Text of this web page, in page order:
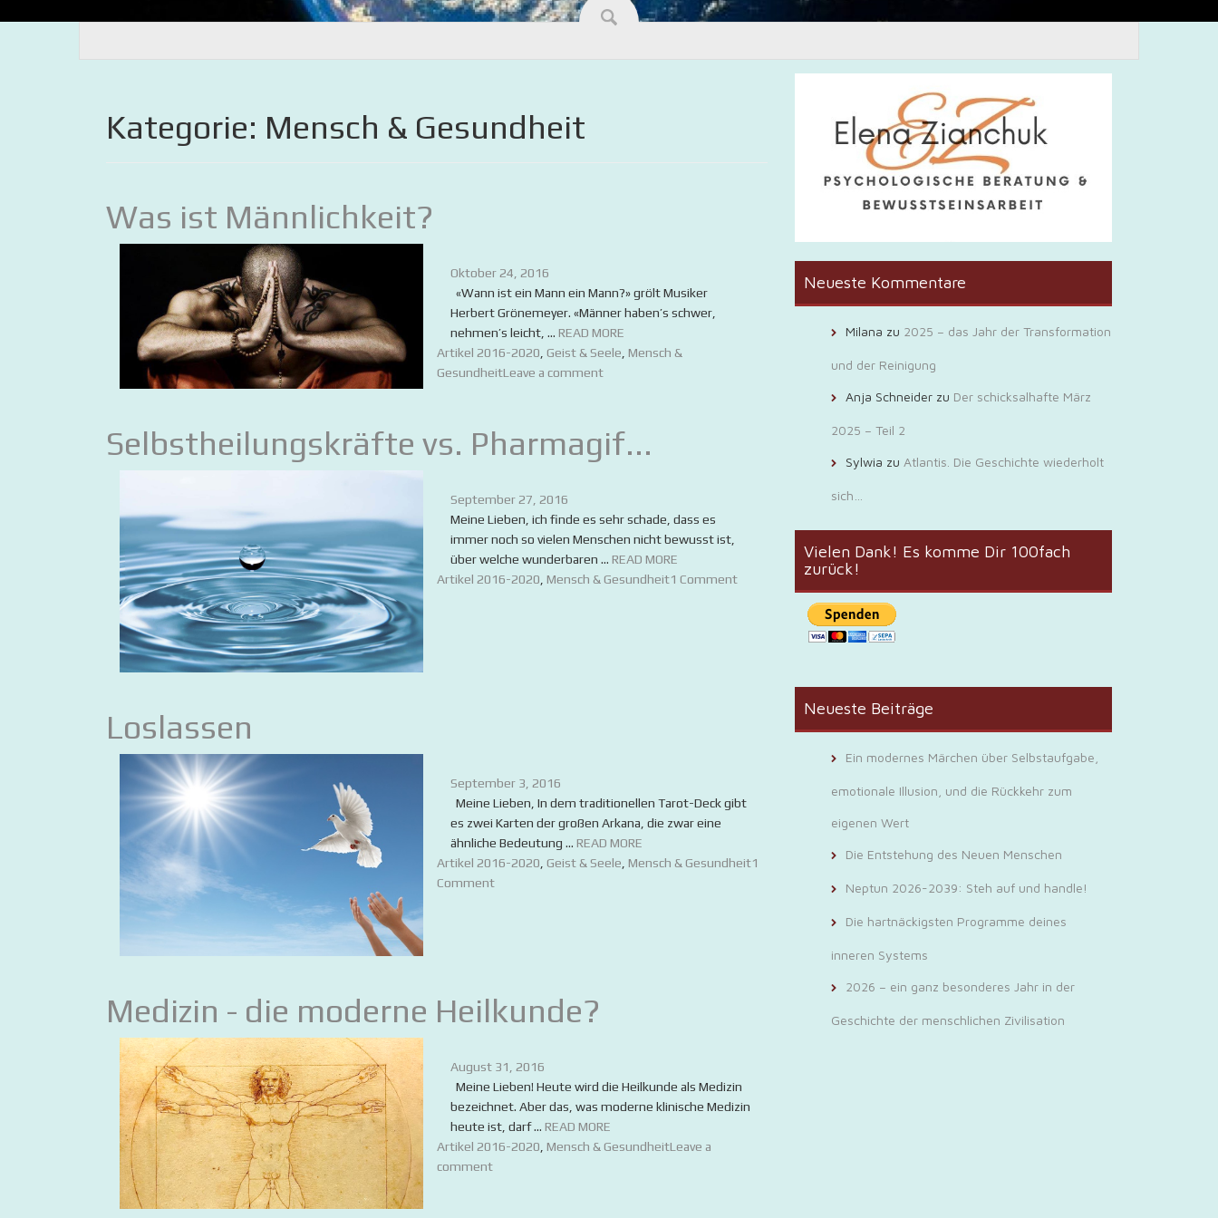
Kategorie: Mensch & Gesundheit
Was ist Männlichkeit?
Oktober 24, 2016
«Wann ist ein Mann ein Mann?» grölt Musiker
Herbert Grönemeyer. «Männer haben’s schwer,
nehmen’s leicht, ... READ MORE
Artikel 2016-2020 Geist & Seele Mensch &
GesundheitLeave a comment
Selbstheilungskräfte vs. Pharmagif...
September 27, 2016
Meine Lieben, ich finde es sehr schade, dass es
immer noch so vielen Menschen nicht bewusst ist,
über welche wunderbaren ... READ MORE
Artikel 2016-2020 Mensch & Gesundheit1 Comment
Loslassen
September 3, 2016
Meine Lieben, In dem traditionellen Tarot-Deck gibt
es zwei Karten der großen Arkana, die zwar eine
ähnliche Bedeutung ... READ MORE
Artikel 2016-2020, Geist & Seele, Mensch & Gesundheit1
Comment
Medizin - die moderne Heilkunde?
August 31, 2016
Meine Lieben! Heute wird die Heilkunde als Medizin
bezeichnet. Aber das, was moderne klinische Medizin
heute ist, darf ... READ MORE
Artikel 2016-2020, Mensch & GesundheitLeave a
comment
Neueste Kommentare
Milana zu 2025 – das Jahr der Transformation
und der Reinigung
Anja Schneider zu Der schicksalhafte März
2025 – Teil 2
Sylwia zu Atlantis. Die Geschichte wiederholt
sich…
Vielen Dank! Es komme Dir 100fach
zurück!
Neueste Beiträge
Ein modernes Märchen über Selbstaufgabe,
emotionale Illusion, und die Rückkehr zum
eigenen Wert
Die Entstehung des Neuen Menschen
Neptun 2026-2039: Steh auf und handle!
Die hartnäckigsten Programme deines
inneren Systems
2026 – ein ganz besonderes Jahr in der
Geschichte der menschlichen Zivilisation